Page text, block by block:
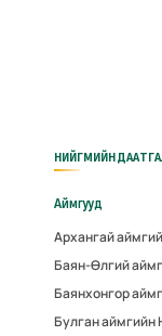
НИЙГМИЙН
Аймгууд
Архангай
Баян-Өлгий
Баянхонгор
Булган аймгийн